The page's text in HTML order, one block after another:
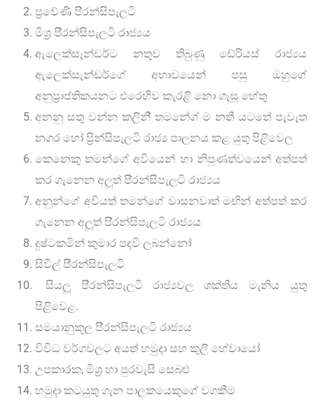
ප‍්‍රවේණි පි‍්‍රන්සිපැලටි
මිශ‍්‍ර පි‍්‍රන්සිපැලටි රාජ්‍යය
ඇලෙක්සැන්ඩර්ට නතුව තිබුණු ඬේරියස් රාජ්‍යය
ඇලෙක්සැන්ඩර්ගේ අභාවයෙන් පසු ඔහුගේ
අනුප්‍රාප්තිකයනට එරෙහිව කැරළි නො ගැසූ හේතු
අනනු සතු වන්න කලිනි් තමනේග් ම නතී යටතේ පැවැත
නගර හෝ ප්‍රින්සිපැලටි රාජ්‍ය පාලනය කළ යුතු පිළිවෙල
කෙනෙකු තමන්ගේ අවියෙන් හා නිපුණත්වයෙන් අත්පත්
කර ගැනෙන අලූත් පි‍්‍රන්සිපැලටි රාජ්‍යය
අනුන්ගේ අවියත් තමන්ගේ වාසනවාත් මඟින් අත්පත් කර
ගැනෙන අලූත් පි‍්‍රන්සිපැලටි රාජ්‍යය
දුෂ්ටකමින් කුමාර පදවි ලබන්නෝ
සිවිල් පි‍්‍රන්සිපැලටි
සියලූ පි‍්‍රන්සිපැලටි රාජ්‍යවල ශක්තිය මැනිය යුතු
පිළිවෙළ.
සමයානුකූල පි‍්‍රන්සිපැලටි රාජ්‍යය
විවිධ වර්ගවලට අයත් හමුදා සහ කුලී හේවායෝ
උපකාරක, මිශ‍්‍ර හා පුරවැසි සෙබළු
හමුදා කටයුතු ගැන පාලකයෙකුගේ වගකීම